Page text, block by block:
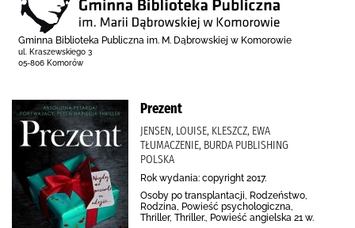
Gminna Biblioteka Publiczna im. M. Dąbrowskiej w Komorowie
ul. Kraszewskiego 3
05-806 Komorów
Prezent
JENSEN, LOUISE, KLESZCZ, EWA
TŁUMACZENIE, BURDA PUBLISHING
POLSKA
Rok wydania: copyright 2017.
Osoby po transplantacji, Rodzeństwo,
Rodzina, Powieść psychologiczna,
Thriller, Thriller., Powieść angielska 21 w.